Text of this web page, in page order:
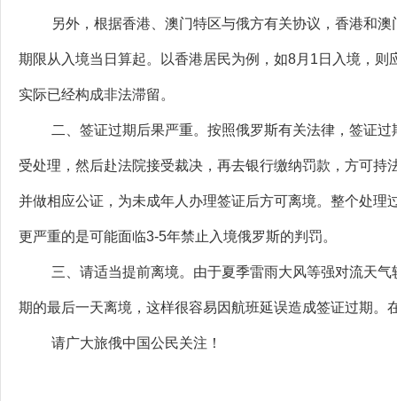
另外，根据香港、澳门特区与俄方有关协议，香港和
期限从入境当日算起。以香港居民为例，如8月1日入境，
实际已经构成非法滞留。
二、签证过期后果严重。按照俄罗斯有关法律，签证
受处理，然后赴法院接受裁决，再去银行缴纳罚款，方可
并做相应公证，为未成年人办理签证后方可离境。整个处
更严重的是可能面临3-5年禁止入境俄罗斯的判罚。
三、请适当提前离境。由于夏季雷雨大风等强对流天
期的最后一天离境，这样很容易因航班延误造成签证过期
请广大旅俄中国公民关注！